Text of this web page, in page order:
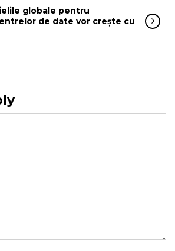
globale pentru
de date vor crește cu